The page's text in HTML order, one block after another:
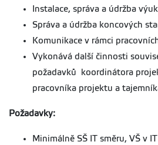
Instalace, správa a údržba
Správa a údržba koncových
Komunikace v rámci
Vykonává další činnosti
požadavků koordinátora
pracovníka projektu a
Požadavky:
Minimálně SŠ IT směru, VŠ v